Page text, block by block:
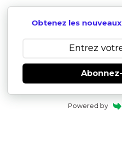
Obtenez les
Powered by